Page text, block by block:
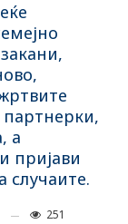
а
пријави
случаите.
251